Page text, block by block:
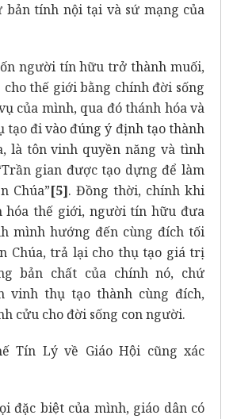
tính nội tại và sứ mạng của
người tín hữu trở thành muối,
cho thế giới bằng chính đời sống
của mình, qua đó thánh hóa và
tạo đi vào đúng ý định tạo thành
là tôn vinh quyền năng và tình
gian được tạo dựng để làm
Chúa”[5]. Đồng thời, chính khi
hóa thế giới, người tín hữu đưa
mình hướng đến cùng đích tối
Chúa, trả lại cho thụ tạo giá trị
bản chất của chính nó, chứ
vinh thụ tạo thành cùng đích,
cửu cho đời sống con người.
Tín Lý về Giáo Hội cũng xác
đặc biệt của mình, giáo dân có